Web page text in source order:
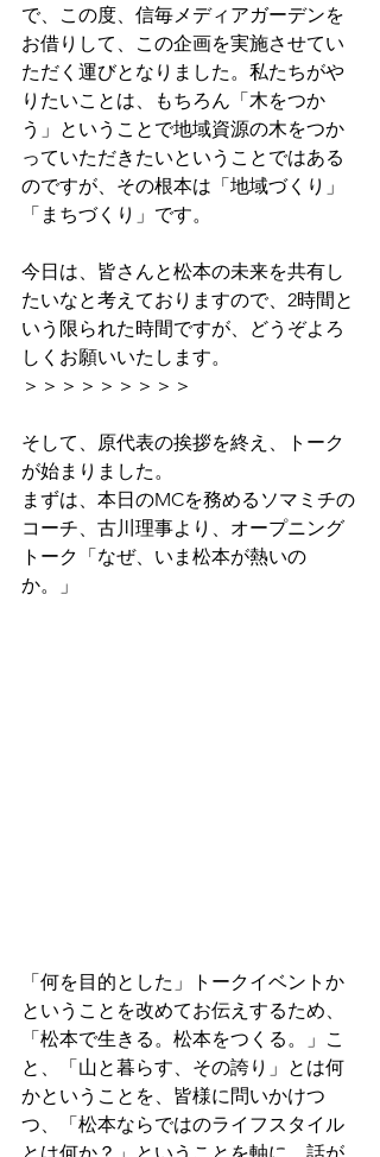
で、この度、信毎メディアガーデンを
お借りして、この企画を実施させてい
ただく運びとなりました。私たちがや
りたいことは、もちろん「木をつか
う」ということで地域資源の木をつか
っていただきたいということではある
のですが、その根本は「地域づくり」
「まちづくり」です。
今日は、皆さんと松本の未来を共有し
たいなと考えておりますので、2時間と
いう限られた時間ですが、どうぞよろ
しくお願いいたします。
＞＞＞＞＞＞＞＞＞
そして、原代表の挨拶を終え、トーク
が始まりました。
まずは、本日のMCを務めるソマミチの
コーチ、古川理事より、オープニング
トーク「なぜ、いま松本が熱いの
か。」
「何を目的とした」トークイベントか
ということを改めてお伝えするため、
「松本で生きる。松本をつくる。」こ
と、「山と暮らす、その誇り」とは何
かということを、皆様に問いかけつ
つ、「松本ならではのライフスタイル